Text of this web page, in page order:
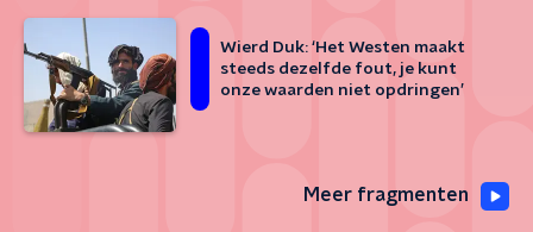
Wierd Duk: ‘Het Westen maakt
steeds dezelfde fout, je kunt
onze waarden niet opdringen’
Meer fragmenten